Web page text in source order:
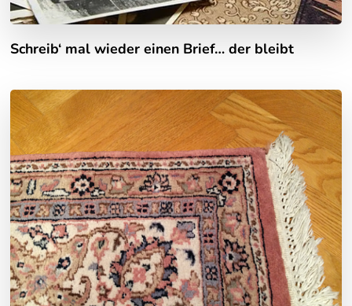
Schreib‘ mal wieder einen Brief… der bleibt